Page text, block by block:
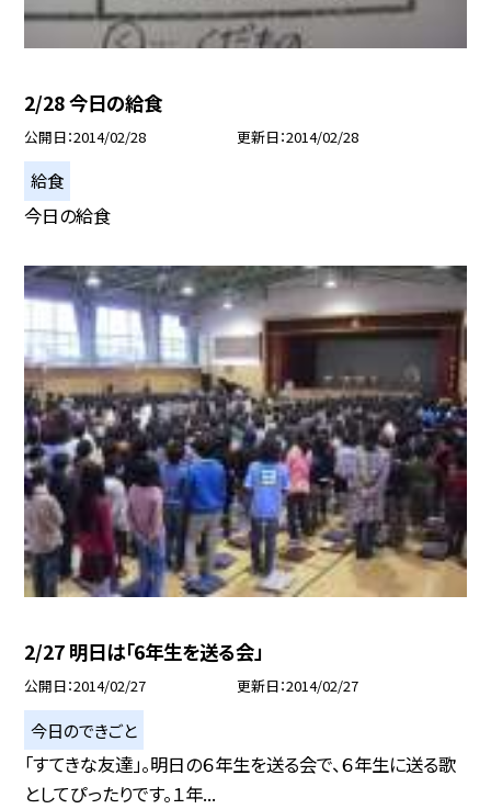
2/28 今日の給食
公開日 2014/02/28 更新日 2014/02/28
給食
今日の給食
2/27 明日は「6年生を送る会」
公開日 2014/02/27 更新日 2014/02/27
今日のできごと
「すてきな友達」。明日の６年生を送る会で、６年生に送る歌
としてぴったりです。１年...